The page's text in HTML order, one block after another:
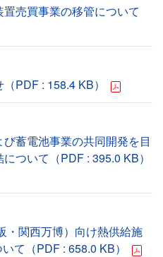
売買事業の移管について
PDF : 158.4 KB）
蓄電池事業の共同開発を目
ついて（PDF : 395.0 KB）
・関西万博）向け熱供給施
て（PDF : 658.0 KB）